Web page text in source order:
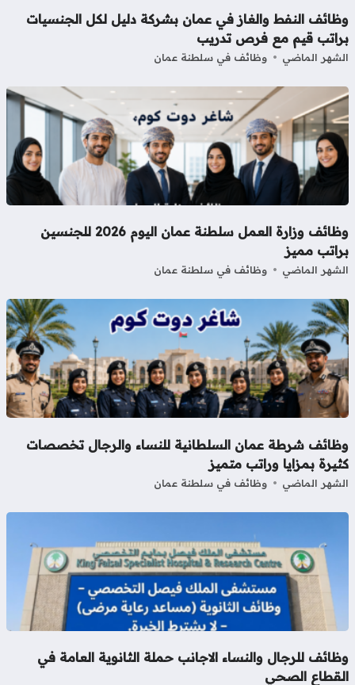
النفط والغاز في عمان بشركة دليل لكل الجنسيات
قيم مع فرص تدريب
الماضي وظائف في سلطنة عمان
وظائف وزارة العمل سلطنة عمان اليوم 2026 للجنسين
مميز
الماضي وظائف في سلطنة عمان
شرطة عمان السلطانية للنساء والرجال تخصصات
بمزايا وراتب متميز
الماضي وظائف في سلطنة عمان
للرجال والنساء الاجانب حملة الثانوية العامة في
الصحي